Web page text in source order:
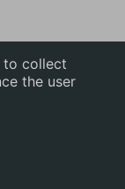
to collect
the user